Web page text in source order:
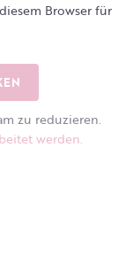
Browser für
zu reduzieren.
werden.